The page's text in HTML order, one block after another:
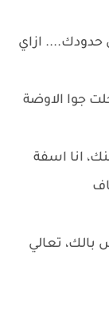
حدودك.... ازاي
جوا الاوضة
انا اسفة
بالك، تعالي